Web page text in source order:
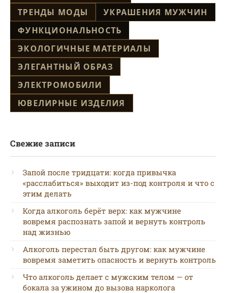
ТРЕНДЫ МОДЫ
УКРАШЕНИЯ МУЖЧИН
ФУНКЦИОНАЛЬНОСТЬ
ЭКОЛОГИЧНЫЕ МАТЕРИАЛЫ
ЭЛЕГАНТНЫЙ ОБРАЗ
ЭЛЕКТРОМОБИЛИ
ЮВЕЛИРНЫЕ ИЗДЕЛИЯ
Свежие записи
Запой после тридцати: когда привычка
«расслабиться» выходит из-под контроля и что с
этим делать
Когда алкоголь берёт верх: как мужчине
вовремя распознать запой и вернуть контроль
над жизнью
Алкоголь перестал быть другом: как мужчине
вовремя заметить опасность и вернуть контроль
Что алкоголь делает с мужским телом — от
бокала за ужином до вызова нарколога